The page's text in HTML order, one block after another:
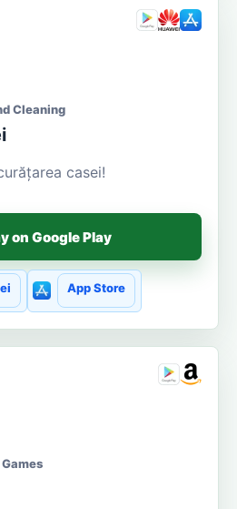
Cleaning
casei!
on Google Play
App Store